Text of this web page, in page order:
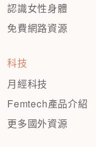
認識女性身體
免費網路資源
科技
月經科技
Femtech產品介紹
更多國外資源